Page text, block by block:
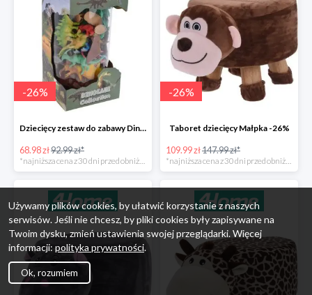
-26%
Dziecięcy zestaw do zabawy Dinosaur Collection -26%
68.98 zł92.99 zł*
-26%
Taboret dziecięcy Małpka -26%
109.99 zł147.99 zł*
Używamy plików cookies, by ułatwić korzystanie z naszych
serwisów. Jeśli nie chcesz, by pliki cookies były zapisywane na
Twoim dysku, zmień ustawienia swojej przeglądarki. Więcej
informacji: polityka prywatności.
Ok, rozumiem